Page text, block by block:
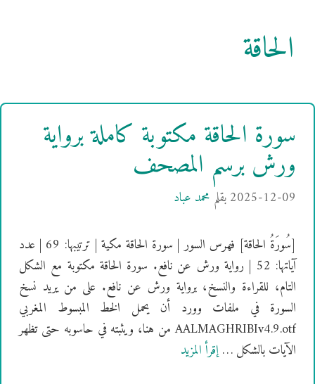
الحاقة
سورة الحاقة مكتوبة كاملة برواية
ورش برسم المصحف
2025-12-09بقلم محمد عباد
[سُورَةُ الحاقة] فهرس السور | سورة الحاقة مكية | ترتيبها: 69 | عدد
آياتها: 52 | رواية ورش عن نافع. سورة الحاقة مكتوبة مع الشكل
التام، للقراءة والنسخ، برواية ورش عن نافع. على من يريد نسخ
السورة في ملفات وورد أن يحمل الخط المبسوط المغربي
AALMAGHRIBIv4.9.otf من هنا، ويثبته في حاسوبه حتى تظهر
الآيات بالشكل …إقرأ المزيد